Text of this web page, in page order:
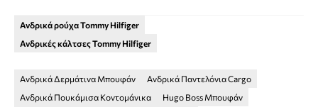
Ανδρικά ρούχα Tommy Hilfiger
Ανδρικές κάλτσες Tommy Hilfiger
Ανδρικά Δερμάτινα Μπουφάν
Ανδρικά Παντελόνια Cargo
Ανδρικά Πουκάμισα Κοντομάνικα
Hugo Boss Μπουφάν